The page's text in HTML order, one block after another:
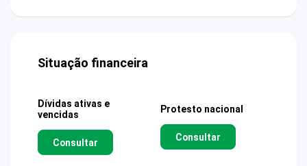
Situação financeira
Dívidas ativas e
vencidas
Consultar
Protesto nacional
Consultar